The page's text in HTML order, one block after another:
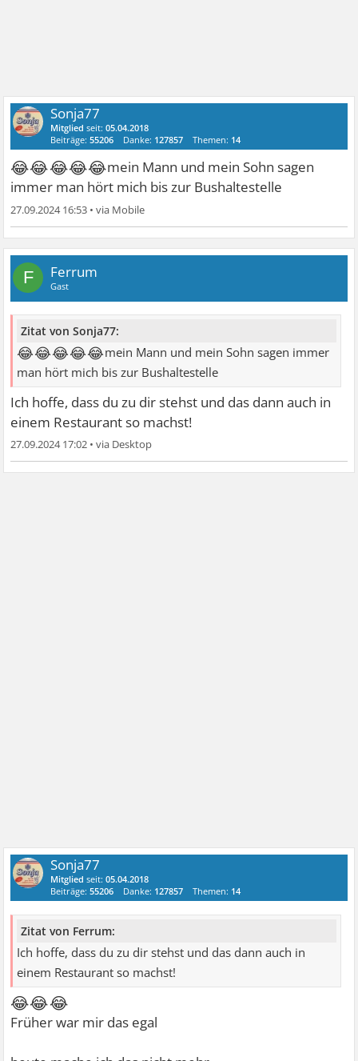
Sonja77
Mitglied seit:05.04.2018
Beiträge:55206 Danke: 127857 Themen: 14
😂😂😂😂😂mein Mann und mein Sohn sagen
immer man hört mich bis zur Bushaltestelle
27.09.2024 16:53 •
F Ferrum
Gast
Zitat von Sonja77:
😂😂😂😂😂mein Mann und mein Sohn sagen immer
man hört mich bis zur Bushaltestelle
Ich hoffe, dass du zu dir stehst und das dann auch in
einem Restaurant so machst!
27.09.2024 17:02 •
Sonja77
Mitglied seit:05.04.2018
Beiträge:55206 Danke: 127857 Themen: 14
Zitat von Ferrum:
Ich hoffe, dass du zu dir stehst und das dann auch in
einem Restaurant so machst!
😂😂😂
Früher war mir das egal